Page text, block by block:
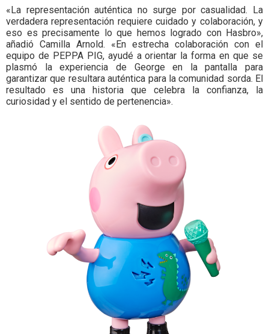
«La representación auténtica no surge por casualidad. La
verdadera representación requiere cuidado y colaboración, y
eso es precisamente lo que hemos logrado con Hasbro»,
añadió Camilla Arnold. «En estrecha colaboración con el
equipo de PEPPA PIG, ayudé a orientar la forma en que se
plasmó la experiencia de George en la pantalla para
garantizar que resultara auténtica para la comunidad sorda. El
resultado es una historia que celebra la confianza, la
curiosidad y el sentido de pertenencia».